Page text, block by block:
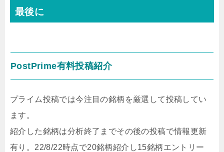
最後に
PostPrime有料投稿紹介
プライム投稿では今注目の銘柄を厳選して投稿してい
ます。
紹介した銘柄は分析終了までその後の投稿で情報更新
有り。22/8/22時点で20銘柄紹介し15銘柄エントリー